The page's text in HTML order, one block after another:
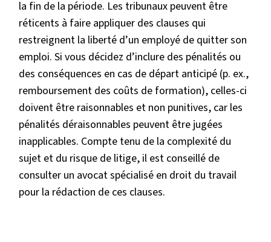
la fin de la période. Les tribunaux peuvent être
réticents à faire appliquer des clauses qui
restreignent la liberté d’un employé de quitter son
emploi. Si vous décidez d’inclure des pénalités ou
des conséquences en cas de départ anticipé (p. ex.,
remboursement des coûts de formation), celles-ci
doivent être raisonnables et non punitives, car les
pénalités déraisonnables peuvent être jugées
inapplicables. Compte tenu de la complexité du
sujet et du risque de litige, il est conseillé de
consulter un avocat spécialisé en droit du travail
pour la rédaction de ces clauses.